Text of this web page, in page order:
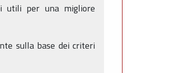
utili per una migliore
sulla base dei criteri